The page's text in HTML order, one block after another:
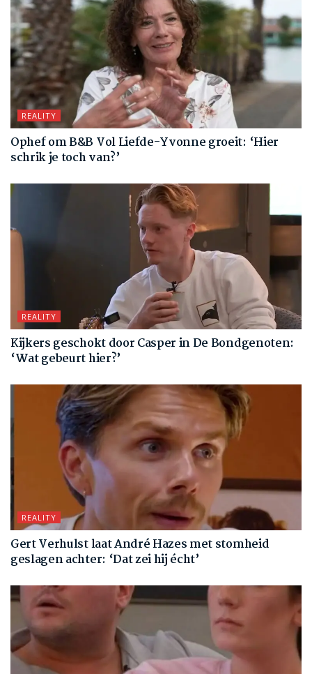
REALITY
Ophef om B&B Vol Liefde-Yvonne groeit: ‘Hier
schrik je toch van?’
REALITY
Kijkers geschokt door Casper in De Bondgenoten:
‘Wat gebeurt hier?’
REALITY
Gert Verhulst laat André Hazes met stomheid
geslagen achter: ‘Dat zei hij écht’